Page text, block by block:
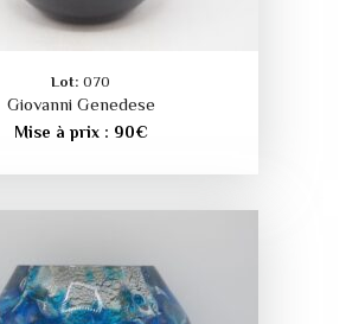
Lot: 070
Giovanni Genedese
Mise à prix : 90€